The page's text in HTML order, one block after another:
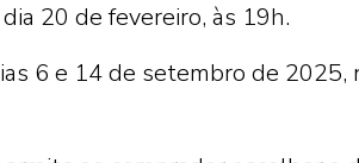
20 de fevereiro, às 19h.
6 e 14 de setembro de 2025,